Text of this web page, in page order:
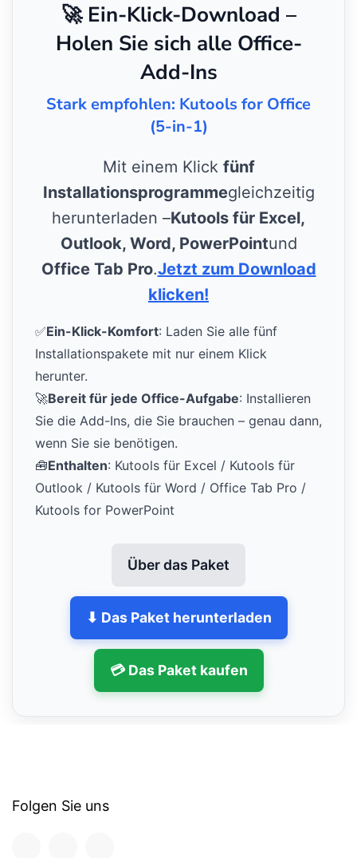
🚀 Ein-Klick-Download –
Holen Sie sich alle Office-
Add-Ins
Stark empfohlen: Kutools for Office
(5-in-1)
Mit einem Klick fünf
Installationsprogrammegleichzeitig
herunterladen –Kutools für Excel,
Outlook, Word, PowerPointund
Office Tab Pro.Jetzt zum Download
klicken!
✅Ein-Klick-Komfort: Laden Sie alle fünf
Installationspakete mit nur einem Klick
herunter.
🚀Bereit für jede Office-Aufgabe: Installieren
Sie die Add-Ins, die Sie brauchen – genau dann,
wenn Sie sie benötigen.
🧰Enthalten: Kutools für Excel / Kutools für
Outlook / Kutools für Word / Office Tab Pro /
Kutools for PowerPoint
Über das Paket
⬇ Das Paket herunterladen
💳 Das Paket kaufen
Folgen Sie uns